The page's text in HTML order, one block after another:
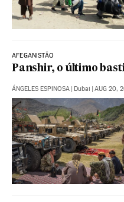
AFEGANISTÃO
Panshir, o último
ÁNGELES ESPINOSA | Dubai | AUG 20,